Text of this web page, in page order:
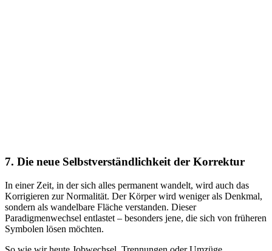
7. Die neue Selbstverständlichkeit der Korrektur
In einer Zeit, in der sich alles permanent wandelt, wird auch das
Korrigieren zur Normalität. Der Körper wird weniger als Denkmal,
sondern als wandelbare Fläche verstanden. Dieser
Paradigmenwechsel entlastet – besonders jene, die sich von früheren
Symbolen lösen möchten.